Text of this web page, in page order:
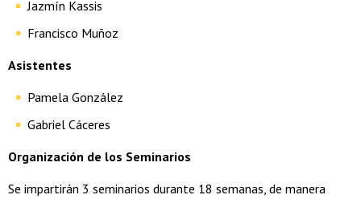
Jazmín Kassis
Francisco Muñoz
Asistentes
Pamela González
Gabriel Cáceres
Organización de los Seminarios
Se impartirán 3 seminarios durante 18 semanas, de manera